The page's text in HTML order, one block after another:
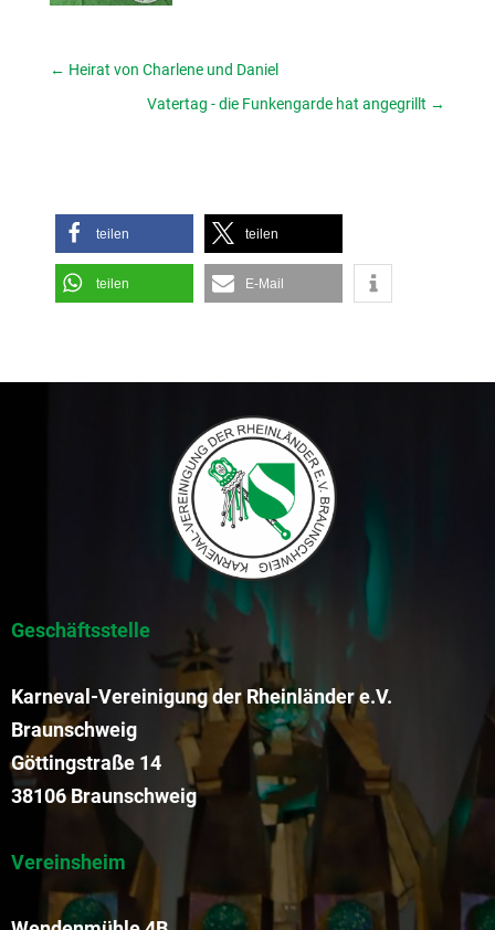
← Heirat von Charlene und Daniel
Vatertag - die Funkengarde hat angegrillt →
teilen teilen
teilen E-Mail
Geschäftsstelle
Karneval-Vereinigung der Rheinländer e.V.
Braunschweig
Göttingstraße 14
38106 Braunschweig
Vereinsheim